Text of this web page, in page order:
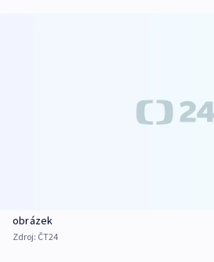
obrázek
Zdroj: ČT24